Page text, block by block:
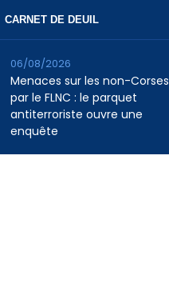
CARNET DE DEUIL
Menaces sur les non-Corses
par le FLNC : le parquet
antiterroriste ouvre une
enquête
06/08/2026